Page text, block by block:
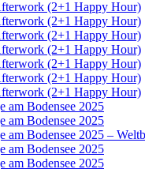
(2+1 Happy Hour)
(2+1 Happy Hour)
(2+1 Happy Hour)
(2+1 Happy Hour)
(2+1 Happy Hour)
(2+1 Happy Hour)
(2+1 Happy Hour)
am Bodensee 2025
am Bodensee 2025
am Bodensee 2025 –
am Bodensee 2025
am Bodensee 2025